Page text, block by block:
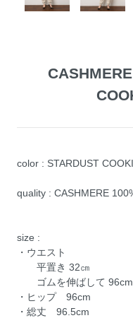
color : STARDUST
quality : CASHMERE
size :
・ウエスト
平置き 32㎝
ゴムを伸ばして 96cm
・ヒップ 96cm
・総丈 96.5cm